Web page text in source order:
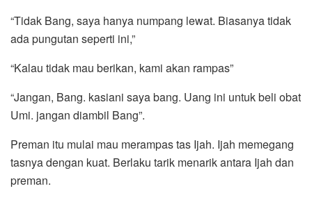
“Tidak Bang, saya hanya numpang lewat. Biasanya tidak
ada pungutan seperti ini,”
“Kalau tidak mau berikan, kami akan rampas”
“Jangan, Bang. kasiani saya bang. Uang ini untuk beli obat
Umi. jangan diambil Bang”.
Preman itu mulai mau merampas tas Ijah. Ijah memegang
tasnya dengan kuat. Berlaku tarik menarik antara Ijah dan
preman.